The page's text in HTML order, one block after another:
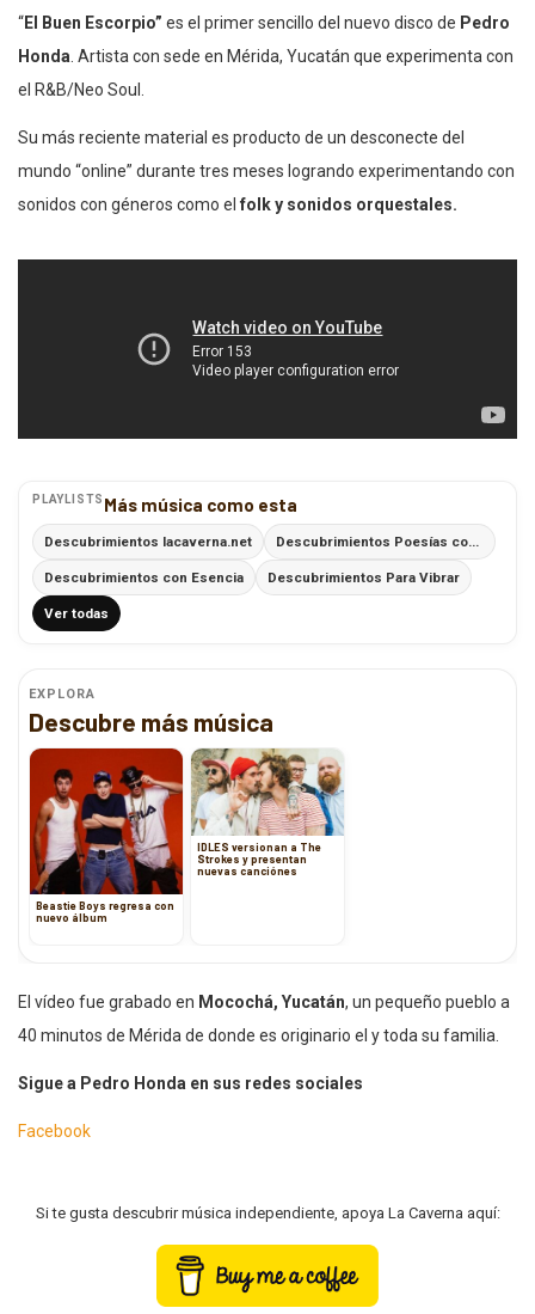
“El Buen Escorpio” es el primer sencillo del nuevo disco de Pedro
Honda. Artista con sede en Mérida, Yucatán que experimenta con
el R&B/Neo Soul.
Su más reciente material es producto de un desconecte del
mundo “online” durante tres meses logrando experimentando con
sonidos con géneros como el folk y sonidos orquestales.
PLAYLISTS Más música como esta
Descubrimientos lacaverna.net Descubrimientos Poesías con Ritmo
Descubrimientos con Esencia Descubrimientos Para Vibrar
Ver todas
EXPLORA
Descubre más música
Beastie Boys regresa con
nuevo álbum
IDLES versionan a The
Strokes y presentan
nuevas canciónes
El vídeo fue grabado en Mocochá, Yucatán, un pequeño pueblo a
40 minutos de Mérida de donde es originario el y toda su familia.
Sigue a Pedro Honda en sus redes sociales
Facebook
Si te gusta descubrir música independiente, apoya La Caverna aquí: